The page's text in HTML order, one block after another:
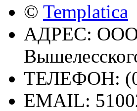
© Templatica
АДРЕС: ООО
ТЕЛЕФОН:
EMAIL: